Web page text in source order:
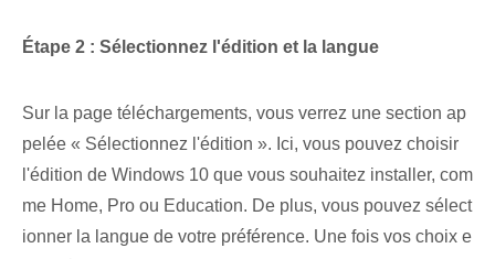
Étape 2 : Sélectionnez l'édition ⁢et la langue
Sur la page ⁣téléchargements, vous verrez une‍ section ⁢ap
pelée⁢ « Sélectionnez l'édition‌ ». Ici, vous pouvez choisir
l'édition de Windows 10 que vous souhaitez installer, com
me Home, Pro ou Education. De plus, vous pouvez sélect
ionner la langue de votre préférence. Une fois vos choix e